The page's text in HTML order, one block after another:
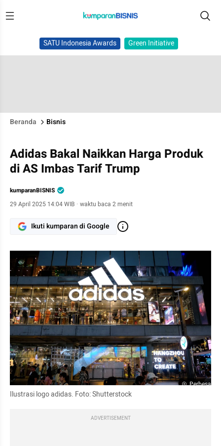
SATU Indonesia Awards Green Initiative
Beranda Bisnis
Adidas Bakal Naikkan Harga Produk
di AS Imbas Tarif Trump
kumparanBISNIS
29 April 2025 14:04 WIB · waktu baca 2 menit
Ikuti kumparan di Google
Perbesar
Ilustrasi logo adidas. Foto: Shutterstock
ADVERTISEMENT